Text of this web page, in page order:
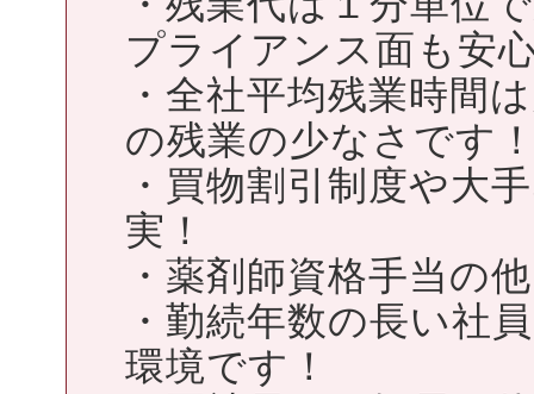
プライアンス面も安
・全社平均残業時間
の残業の少なさです
・買物割引制度や大
実！
・薬剤師資格手当の
・勤続年数の長い社
環境です！